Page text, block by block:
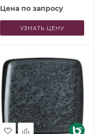
Цена по запросу
УЗНАТЬ ЦЕНУ